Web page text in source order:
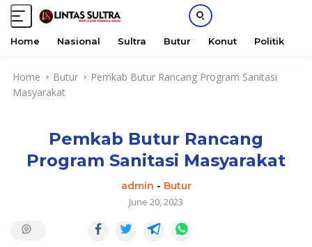
Home Nasional Sultra Butur Konut Politik
Home Butur
Pemkab Butur Rancang Program Sanitasi
Masyarakat
Pemkab Butur Rancang
Program Sanitasi Masyarakat
admin - Butur
June 20, 2023